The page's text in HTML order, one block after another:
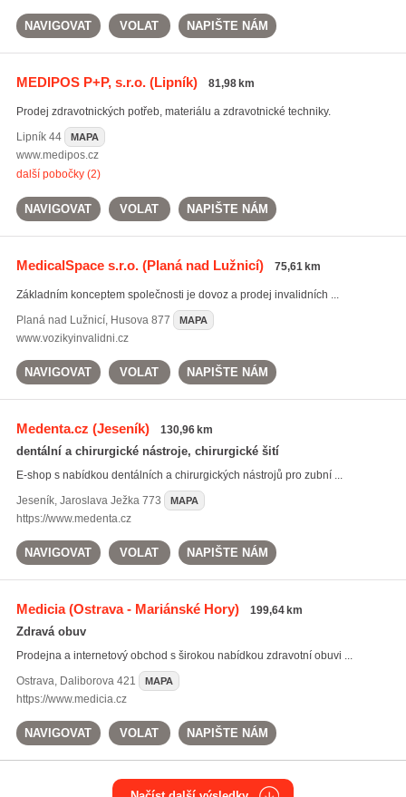
NAVIGOVAT VOLAT NAPIŠTE NÁM
MEDIPOS P+P, s.r.o.(Lipník) 81,98 km
Prodej zdravotnických potřeb, materiálu a zdravotnické techniky.
Lipník44 MAPA
www.medipos.cz
další pobočky (2)
NAVIGOVAT VOLAT NAPIŠTE NÁM
MedicalSpace s.r.o.(Planá nad Lužnicí) 75,61 km
Základním konceptem společnosti je dovoz a prodej invalidních ...
Planá nad Lužnicí, Husova 877 MAPA
www.vozikyinvalidni.cz
NAVIGOVAT VOLAT NAPIŠTE NÁM
Medenta.cz (Jeseník) 130,96 km
dentální a chirurgické nástroje, chirurgické šití
E-shop s nabídkou dentálních a chirurgických nástrojů pro zubní ...
Jeseník, Jaroslava Ježka 773 MAPA
https://www.medenta.cz
NAVIGOVAT VOLAT NAPIŠTE NÁM
Medicia(Ostrava - Mariánské Hory) 199,64 km
Zdravá obuv
Prodejna a internetový obchod s širokou nabídkou zdravotní obuvi ...
Ostrava, Daliborova 421 MAPA
https://www.medicia.cz
NAVIGOVAT VOLAT NAPIŠTE NÁM